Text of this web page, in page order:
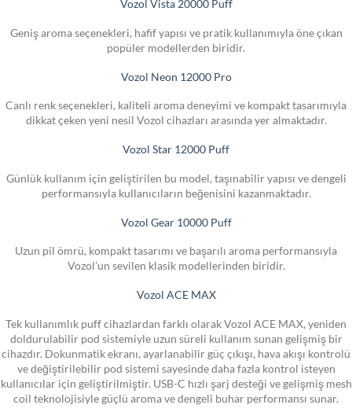
Vozol Vista 20000 Puff
Geniş aroma seçenekleri, hafif yapısı ve pratik kullanımıyla öne çıkan
popüler modellerden biridir.
Vozol Neon 12000 Pro
Canlı renk seçenekleri, kaliteli aroma deneyimi ve kompakt tasarımıyla
dikkat çeken yeni nesil Vozol cihazları arasında yer almaktadır.
Vozol Star 12000 Puff
Günlük kullanım için geliştirilen bu model, taşınabilir yapısı ve dengeli
performansıyla kullanıcıların beğenisini kazanmaktadır.
Vozol Gear 10000 Puff
Uzun pil ömrü, kompakt tasarımı ve başarılı aroma performansıyla
Vozol’un sevilen klasik modellerinden biridir.
Vozol ACE MAX
Tek kullanımlık puff cihazlardan farklı olarak Vozol ACE MAX, yeniden
doldurulabilir pod sistemiyle uzun süreli kullanım sunan gelişmiş bir
cihazdır. Dokunmatik ekranı, ayarlanabilir güç çıkışı, hava akışı kontrolü
ve değiştirilebilir pod sistemi sayesinde daha fazla kontrol isteyen
kullanıcılar için geliştirilmiştir. USB-C hızlı şarj desteği ve gelişmiş mesh
coil teknolojisiyle güçlü aroma ve dengeli buhar performansı sunar.